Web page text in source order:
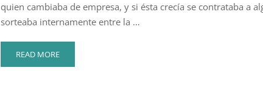
quien cambiaba de empresa, y si ésta crecía se contrataba a
sorteaba internamente entre la …
READ
MORE
READ MORE